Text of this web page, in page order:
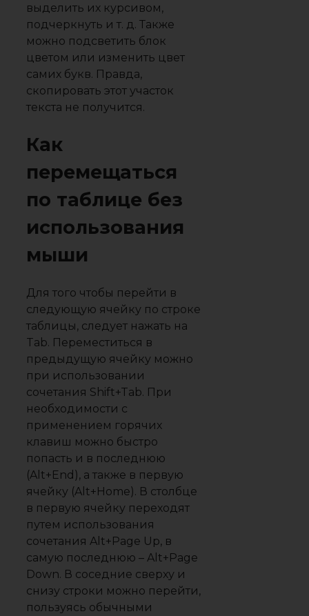
выделить их курсивом,
подчеркнуть и т. д. Также
можно подсветить блок
цветом или изменить цвет
самих букв. Правда,
скопировать этот участок
текста не получится.
Как
перемещаться
по таблице без
использования
мыши
Для того чтобы перейти в
следующую ячейку по строке
таблицы, следует нажать на
Tab. Переместиться в
предыдущую ячейку можно
при использовании
сочетания Shift+Tab. При
необходимости с
применением горячих
клавиш можно быстро
попасть и в последнюю
(Alt+End), а также в первую
ячейку (Alt+Home). В столбце
в первую ячейку переходят
путем использования
сочетания Alt+Page Up, в
самую последнюю – Alt+Page
Down. В соседние сверху и
снизу строки можно перейти,
пользуясь обычными